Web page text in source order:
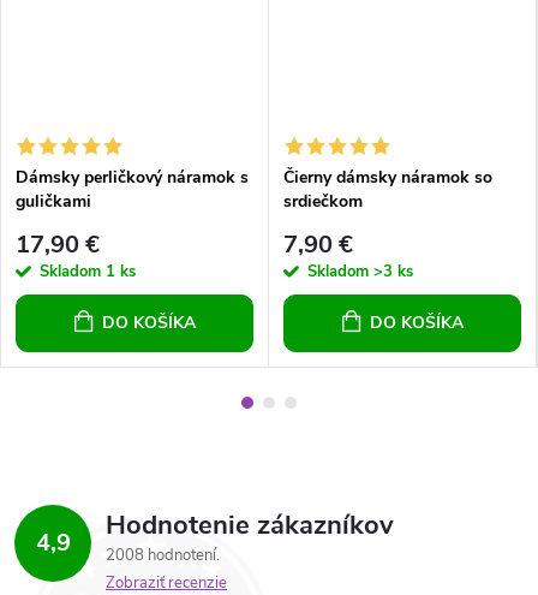
Dámsky perličkový náramok s
guličkami
17,90 €
Skladom 1 ks
DO KOŠÍKA
Čierny dámsky náramok so
srdiečkom
7,90 €
Skladom >3 ks
DO KOŠÍKA
4,9 Hodnotenie zákazníkov
2008 hodnotení
Zobraziť recenzie